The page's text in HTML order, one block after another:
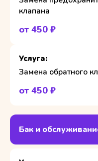
клапана
от 450 ₽
Замена обратного
от 450 ₽
Бак и